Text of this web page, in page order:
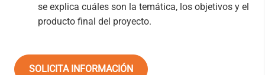
se explica cuáles son la temática, los objetivos y el
producto final del proyecto.
SOLICITA INFORMACIÓN